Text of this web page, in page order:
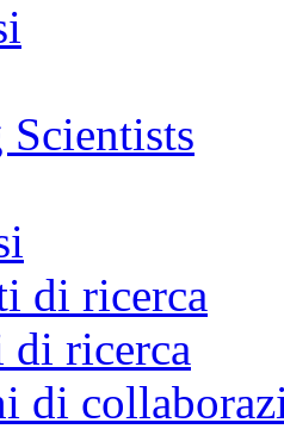
di ricerca
di ricerca
di